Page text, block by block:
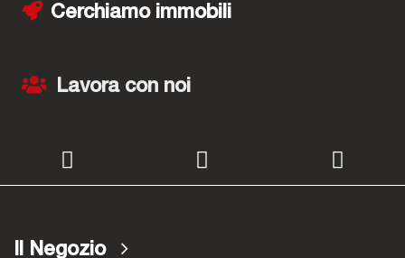
Cerchiamo immobili
Lavora con noi
Il Negozio